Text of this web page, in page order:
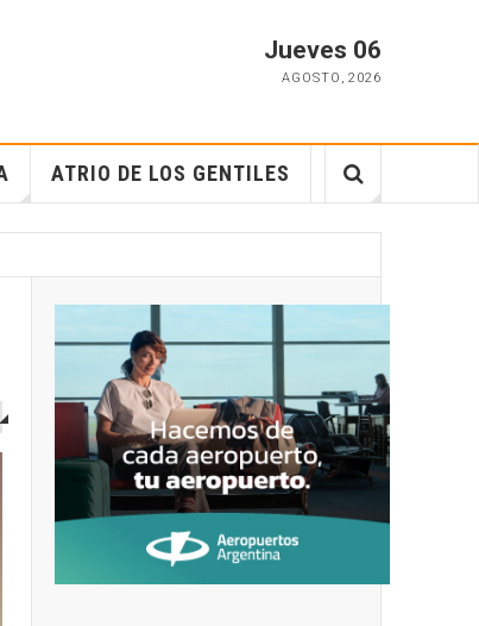
Jueves 06
AGOSTO , 2026
ATRIO DE LOS GENTILES